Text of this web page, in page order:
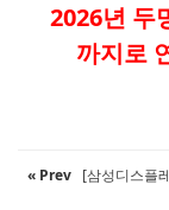
2026년 두
까지로
« Prev [삼성디스플